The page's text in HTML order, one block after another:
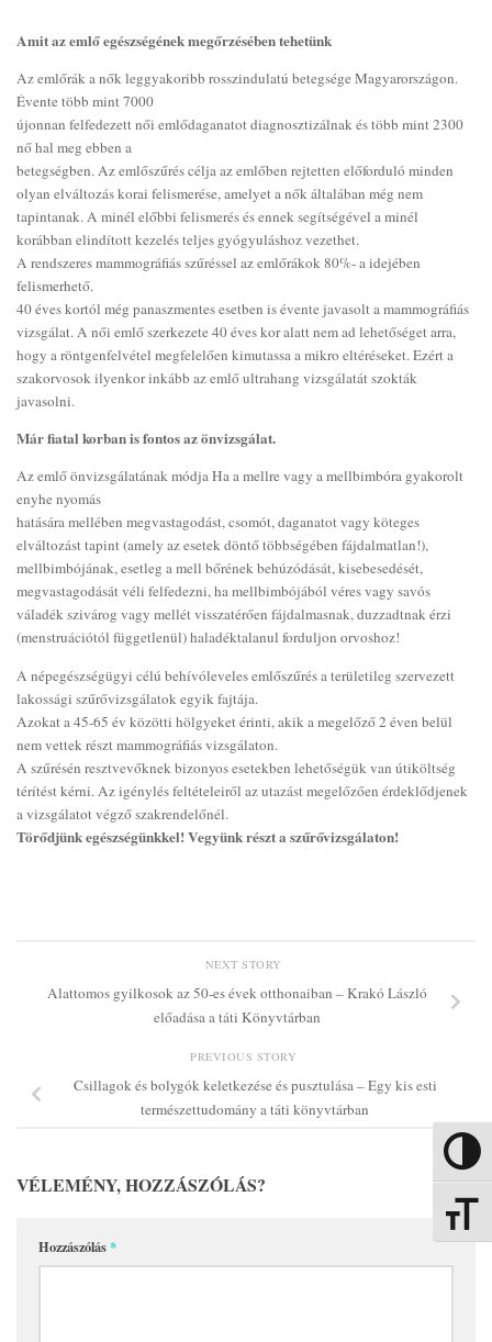
Nagy
Amit az emlő egészségének megőrzésében tehetünk
Az emlőrák a nők leggyakoribb rosszindulatú betegsége Magyarországon.
Évente több mint 7000
újonnan felfedezett női emlődaganatot diagnosztizálnak és több mint 2300
nő hal meg ebben a
betegségben. Az emlőszűrés célja az emlőben rejtetten előforduló minden
olyan elváltozás korai felismerése, amelyet a nők általában még nem
tapintanak. A minél előbbi felismerés és ennek segítségével a minél
korábban elindított kezelés teljes gyógyuláshoz vezethet.
A rendszeres mammográfiás szűréssel az emlőrákok 80%- a idejében
felismerhető.
40 éves kortól még panaszmentes esetben is évente javasolt a mammográfiás
vizsgálat. A női emlő szerkezete 40 éves kor alatt nem ad lehetőséget arra,
hogy a röntgenfelvétel megfelelően kimutassa a mikro eltéréseket. Ezért a
szakorvosok ilyenkor inkább az emlő ultrahang vizsgálatát szokták
javasolni.
Már fiatal korban is fontos az önvizsgálat.
Az emlő önvizsgálatának módja Ha a mellre vagy a mellbimbóra gyakorolt
enyhe nyomás
hatására mellében megvastagodást, csomót, daganatot vagy köteges
elváltozást tapint (amely az esetek döntő többségében fájdalmatlan!),
mellbimbójának, esetleg a mell bőrének behúzódását, kisebesedését,
megvastagodását véli felfedezni, ha mellbimbójából véres vagy savós
váladék szivárog vagy mellét visszatérően fájdalmasnak, duzzadtnak érzi
(menstruációtól függetlenül) haladéktalanul forduljon orvoshoz!
A népegészségügyi célú behívóleveles emlőszűrés a területileg szervezett
lakossági szűrővizsgálatok egyik fajtája.
Azokat a 45-65 év közötti hölgyeket érinti, akik a megelőző 2 éven belül
nem vettek részt mammográfiás vizsgálaton.
A szűrésén resztvevőknek bizonyos esetekben lehetőségük van útiköltség
térítést kérni. Az igénylés feltételeiről az utazást megelőzően érdeklődjenek
a vizsgálatot végző szakrendelőnél.
Törődjünk egészségünkkel! Vegyünk részt a szűrővizsgálaton!
NEXT STORY
Alattomos gyilkosok az 50-es évek otthonaiban – Krakó László
előadása a táti Könyvtárban
PREVIOUS STORY
Csillagok és bolygók keletkezése és pusztulása – Egy kis esti
természettudomány a táti könyvtárban
VÉLEMÉNY, HOZZÁSZÓLÁS?
Hozzászólás*